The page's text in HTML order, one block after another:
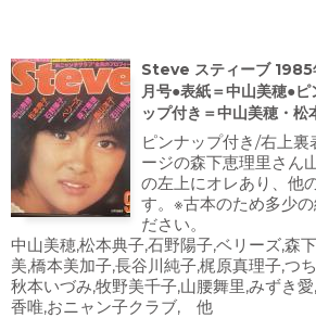
Steve スティーブ 1985
月号●表紙＝中山美穂●ピ
ップ付き＝中山美穂・松
ピンナップ付き/右上
ージの森下恵理里さん
の左上にオレあり、他
す。※古本のため多少
ださい。
中山美穂,松本典子,石野陽子,ベリーズ,森
美,橋本美加子,長谷川純子,梶原真理子,つ
秋本いづみ,牧野美千子,山腰舞里,みずき
香唯,おニャン子クラブ, 他